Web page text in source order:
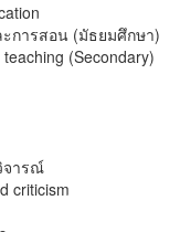
การสอน (มัธยมศึกษา)
(Secondary)
จารณ์
criticism